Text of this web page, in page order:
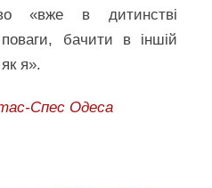
«вже в дитинстві
бачити в іншій
я».
Спес Одеса